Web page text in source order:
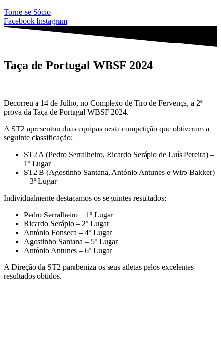
Torne-se Sócio
Facebook Instagram
Taça de Portugal WBSF 2024
Decorreu a 14 de Julho, no Complexo de Tiro de Fervença, a 2ª
prova da Taça de Portugal WBSF 2024.
A ST2 apresentou duas equipas nesta competição que obtiveram a
seguinte classificação:
ST2 A (Pedro Serralheiro, Ricardo Serápio de Luís Pereira) –
1º Lugar
ST2 B (Agostinho Santana, António Antunes e Wiro Bakker)
– 3º Lugar
Individualmente destacamos os seguintes resultados:
Pedro Serralheiro – 1º Lugar
Ricardo Serápio – 2º Lugar
António Fonseca – 4º Lugar
Agostinho Santana – 5º Lugar
António Antunes – 6º Lugar
A Direção da ST2 parabeniza os seus atletas pelos excelentes
resultados obtidos.